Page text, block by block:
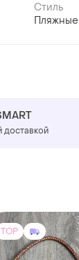
Стиль
Пляжные
доставкой
TOP